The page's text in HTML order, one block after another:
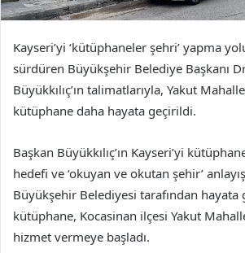
Kayseri’yi ‘kütüphaneler şehri’ yapma
sürdüren Büyükşehir Belediye Başkanı
Büyükkılıç’ın talimatlarıyla, Yakut
kütüphane daha hayata geçirildi.
Başkan Büyükkılıç’ın Kayseri’yi
hedefi ve ‘okuyan ve okutan şehir’
Büyükşehir Belediyesi tarafından hayata
kütüphane, Kocasinan ilçesi Yakut
hizmet vermeye başladı.